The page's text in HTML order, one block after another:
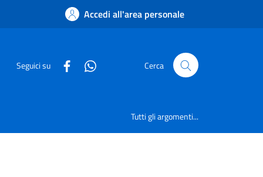
Accedi all'area personale
Seguici su Cerca
Tutti gli argomenti...